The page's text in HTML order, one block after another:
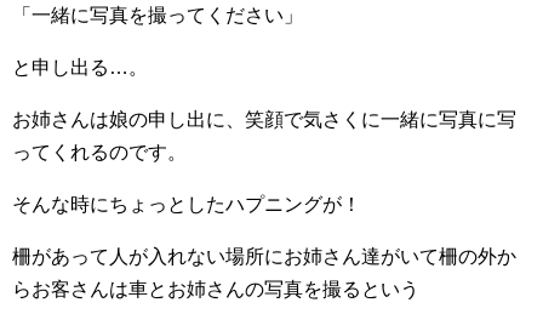
「一緒に写真を撮ってください」
と申し出る…。
お姉さんは娘の申し出に、笑顔で気さくに一緒に写真に写
ってくれるのです。
そんな時にちょっとしたハプニングが！
柵があって人が入れない場所にお姉さん達がいて柵の外か
らお客さんは車とお姉さんの写真を撮るという